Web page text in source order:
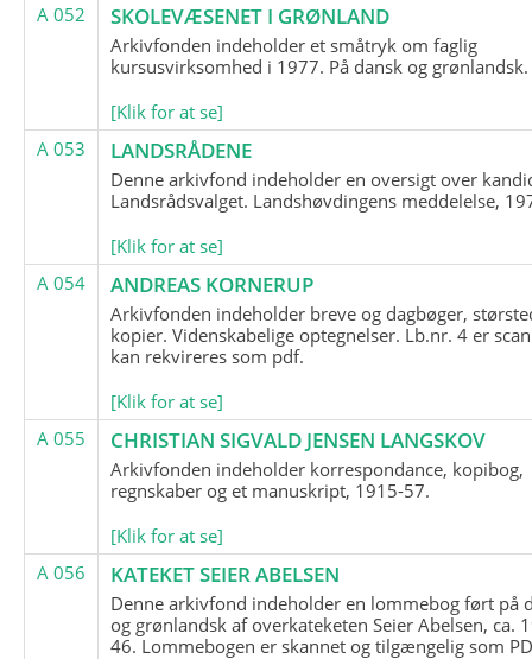
A 052
SKOLEVÆSENET I GRØNLAND
Arkivfonden indeholder et småtryk om faglig
kursusvirksomhed i 1977. På dansk og grønlandsk.
[Klik for at se]
A 053
LANDSRÅDENE
Denne arkivfond indeholder en oversigt over
Landsrådsvalget. Landshøvdingens meddelelse,
[Klik for at se]
A 054
ANDREAS KORNERUP
Arkivfonden indeholder breve og dagbøger,
kopier. Videnskabelige optegnelser. Lb.nr. 4 er
kan rekvireres som pdf.
[Klik for at se]
A 055
CHRISTIAN SIGVALD JENSEN LANGSKOV
Arkivfonden indeholder korrespondance, kopibog,
regnskaber og et manuskript, 1915-57.
[Klik for at se]
A 056
KATEKET SEIER ABELSEN
Denne arkivfond indeholder en lommebog ført på
og grønlandsk af overkateketen Seier Abelsen, ca.
46. Lommebogen er skannet og tilgængelig som